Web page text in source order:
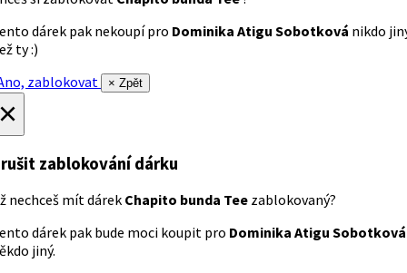
dárek pak nekoupí pro Dominika Atigu Sobotková nikdo
ty :)
zablokovat
× Zpět
zablokování dárku
nechceš mít dárek Chapito bunda Tee zablokovaný?
dárek pak bude moci koupit pro Dominika Atigu Sobotková
jiný.